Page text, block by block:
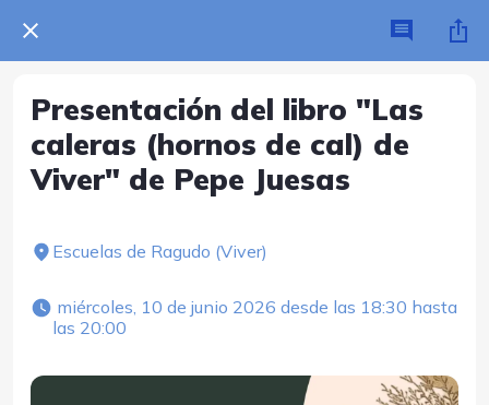
Presentación del libro "Las
caleras (hornos de cal) de
Viver" de Pepe Juesas
Escuelas de Ragudo (Viver)
las 20:00